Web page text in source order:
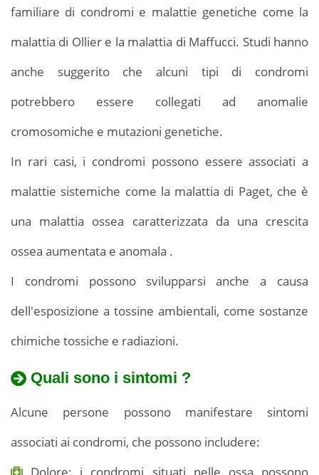
familiare di condromi e malattie genetiche come la
malattia di Ollier e la malattia di Maffucci. Studi hanno
anche suggerito che alcuni tipi di condromi
potrebbero essere collegati ad anomalie
cromosomiche e mutazioni genetiche.
In rari casi, i condromi possono essere associati a
malattie sistemiche come la malattia di Paget, che è
una malattia ossea caratterizzata da una crescita
ossea aumentata e anomala .
I condromi possono svilupparsi anche a causa
dell'esposizione a tossine ambientali, come sostanze
chimiche tossiche e radiazioni.
Quali sono i sintomi ?
Alcune persone possono manifestare sintomi
associati ai condromi, che possono includere:
Dolore: i condromi situati nelle ossa possono